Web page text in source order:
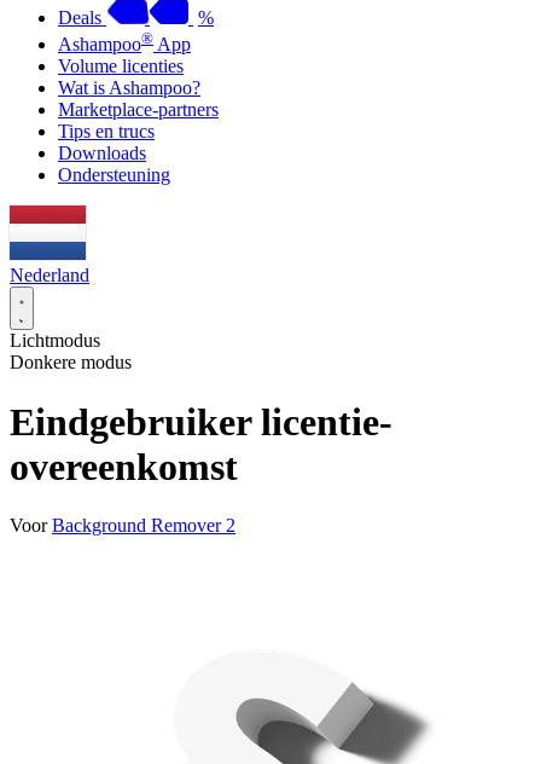
Deals
%
Ashampoo® App
Volume licenties
Wat is Ashampoo?
Marketplace-partners
Tips en trucs
Downloads
Ondersteuning
Nederland
Lichtmodus
Donkere modus
Eindgebruiker licentie-
overeenkomst
VoorBackground Remover 2